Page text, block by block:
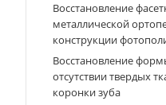
Восстановление
металлической
конструкции
Восстановление
отсутствии твердых
коронки зуба